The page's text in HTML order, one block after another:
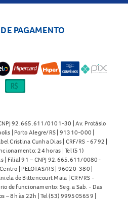
PAGAMENTO
92.665.611/0101-30 | Av. Protásio
| Porto Alegre/RS | 91310-000 |
Cristina Cunha Dias | CRF/RS - 6792 |
24 horas | Tel (51)
| Filial 91 – CNPJ 92.665.611/0080-
| PELOTAS/RS | 96020-380 |
de Bittencourt Maia | CRF/RS -
de funcionamento: Seg. a Sab. - Das
– 8h às 22h | Tel (53) 999505659 |